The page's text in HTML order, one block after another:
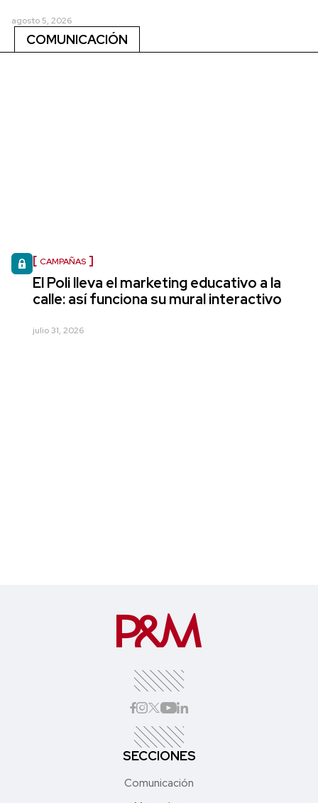
agosto 5, 2026
COMUNICACIÓN
CAMPAÑAS
El Poli lleva el marketing educativo a la
calle: así funciona su mural interactivo
julio 31, 2026
SECCIONES
Comunicación